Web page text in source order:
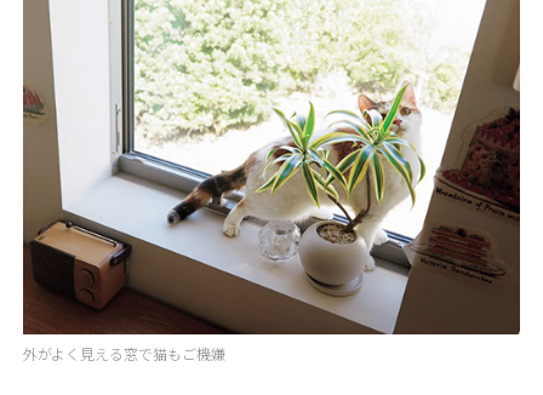
外がよく見える窓で猫もご機嫌